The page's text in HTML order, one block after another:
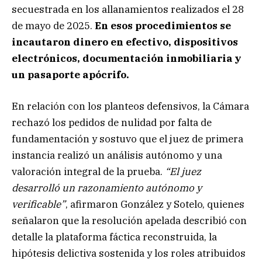
secuestrada en los allanamientos realizados el 28
de mayo de 2025. En esos procedimientos se
incautaron dinero en efectivo, dispositivos
electrónicos, documentación inmobiliaria y
un pasaporte apócrifo.
En relación con los planteos defensivos, la Cámara
rechazó los pedidos de nulidad por falta de
fundamentación y sostuvo que el juez de primera
instancia realizó un análisis autónomo y una
valoración integral de la prueba. “El juez
desarrolló un razonamiento autónomo y
verificable”, afirmaron González y Sotelo, quienes
señalaron que la resolución apelada describió con
detalle la plataforma fáctica reconstruida, la
hipótesis delictiva sostenida y los roles atribuidos